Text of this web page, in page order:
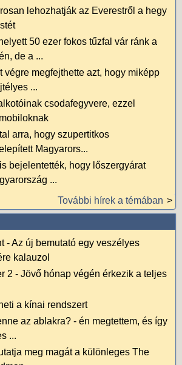
lehozhatják az Everestről a hegy
50 ezer fokos tűzfal vár ránk a
de a ...
végre megfejthette azt, hogy miképp
...
csodafegyvere, ezzel
arra, hogy szupertitkos
Magyarors...
bejelentették, hogy lőszergyárat
...
További hírek a témában
- Az új bemutató egy veszélyes
kalauzol
2 - Jövő hónap végén érkezik a teljes
a kínai rendszert
az ablakra? - én megtettem, és így
...
meg magát a különleges The